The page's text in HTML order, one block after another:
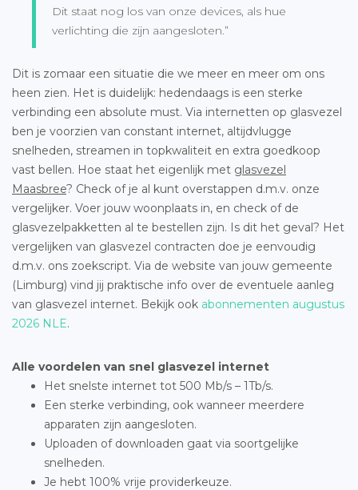
Dit staat nog los van onze devices, als hue
verlichting die zijn aangesloten.”
Dit is zomaar een situatie die we meer en meer om ons
heen zien. Het is duidelijk: hedendaags is een sterke
verbinding een absolute must. Via internetten op glasvezel
ben je voorzien van constant internet, altijdvlugge
snelheden, streamen in topkwaliteit en extra goedkoop
vast bellen. Hoe staat het eigenlijk met glasvezel
Maasbree? Check of je al kunt overstappen d.m.v. onze
vergelijker. Voer jouw woonplaats in, en check of de
glasvezelpakketten al te bestellen zijn. Is dit het geval? Het
vergelijken van glasvezel contracten doe je eenvoudig
d.m.v. ons zoekscript. Via de website van jouw gemeente
(Limburg) vind jij praktische info over de eventuele aanleg
van glasvezel internet. Bekijk ook abonnementen augustus
2026 NLE.
Alle voordelen van snel glasvezel internet
Het snelste internet tot 500 Mb/s – 1Tb/s.
Een sterke verbinding, ook wanneer meerdere
apparaten zijn aangesloten.
Uploaden of downloaden gaat via soortgelijke
snelheden.
Je hebt 100% vrije providerkeuze.